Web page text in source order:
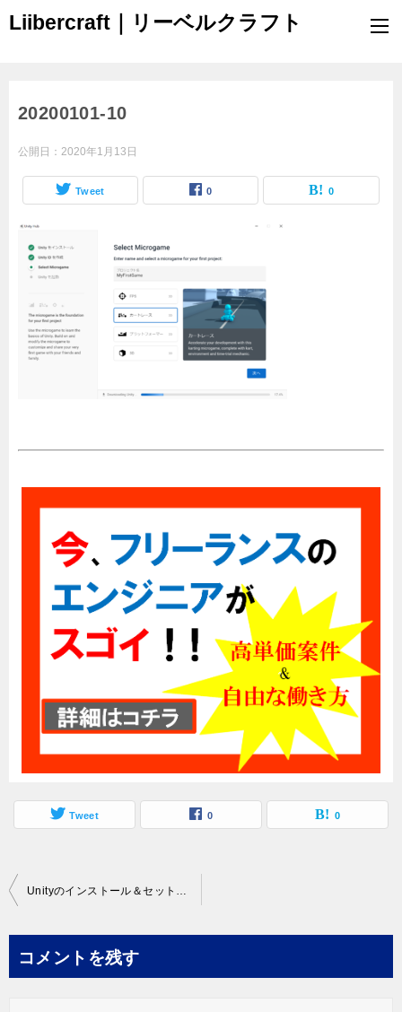
Liibercraft｜リーベルクラフト
20200101-10
公開日： 2020年1月13日
Tweet 0 0
Tweet 0 0
投
ビ
Unityのインストール＆セットアップ！ゲーム開発を始めよう！
コメントを残す